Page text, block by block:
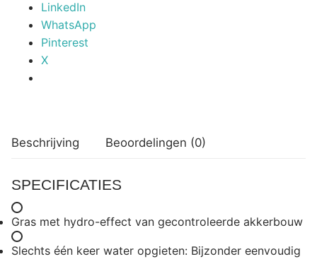
LinkedIn
WhatsApp
Pinterest
X
Beschrijving Beoordelingen (0)
SPECIFICATIES
Gras met hydro-effect van gecontroleerde akkerbouw
Slechts één keer water opgieten: Bijzonder eenvoudig